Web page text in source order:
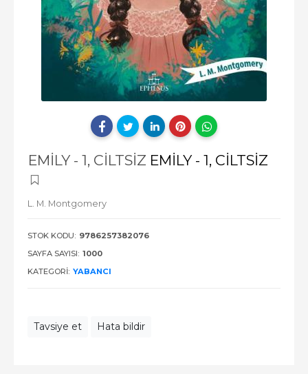
EMİLY - 1, CİLTSİZ EMİLY - 1, CİLTSİZ
L. M. Montgomery
STOK KODU: 9786257382076
SAYFA SAYISI: 1000
KATEGORI: YABANCI
Tavsiye et Hata bildir